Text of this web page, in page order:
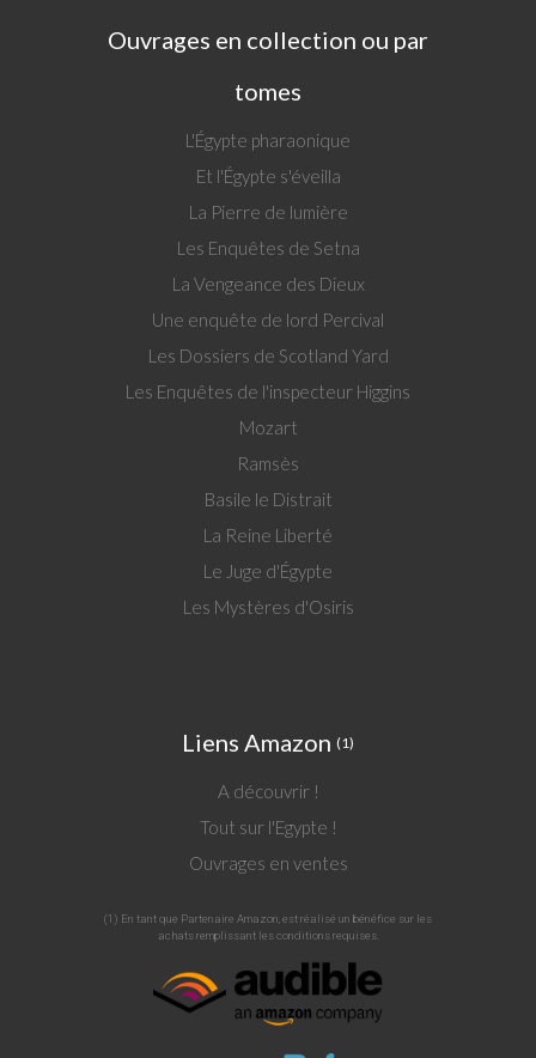
Ouvrages en collection ou par
tomes
L'Égypte pharaonique
Et l'Égypte s'éveilla
La Pierre de lumière
Les Enquêtes de Setna
La Vengeance des Dieux
Une enquête de lord Percival
Les Dossiers de Scotland Yard
Les Enquêtes de l'inspecteur Higgins
Mozart
Ramsès
Basile le Distrait
La Reine Liberté
Le Juge d'Égypte
Les Mystères d'Osiris
Liens Amazon (1)
A découvrir !
Tout sur l'Egypte !
Ouvrages en ventes
(1) En tant que Partenaire Amazon, est réalisé un bénéfice sur les
achats remplissant les conditions requises.